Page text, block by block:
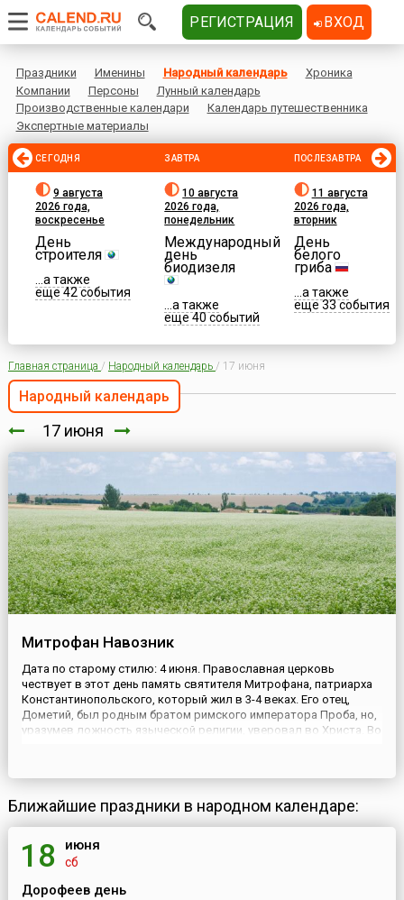
Праздники Именины Народный календарь
Хроника
Компании
Персоны
Лунный календарь
Производственные календари
Календарь путешественника
Экспертные материалы
СЕГОДНЯ
9 августа
2026 года,
воскресенье
День
строителя
...а также
еще 42 события
ЗАВТРА
10 августа
2026 года,
понедельник
Международный
день
биодизеля
...а также
еще 40 событий
ПОСЛЕЗАВТРА
11 августа
2026 года,
вторник
День
белого
гриба
...а также
еще 33 события
Главная страница / Народный календарь / 17 июня
Народный календарь
17 июня
Митрофан Навозник
Дата по старому стилю: 4 июня. Православная церковь
чествует в этот день память святителя Митрофана, патриарха
Константинопольского, который жил в 3-4 веках. Его отец,
Дометий, был родным братом римского императора Проба, но,
уразумев ложность языческой религии, уверовал во Христа. Во
в...
Ближайшие праздники в народном календаре:
18 июня
сб
Дорофеев день
РЕГИСТРАЦИЯ ВХОД